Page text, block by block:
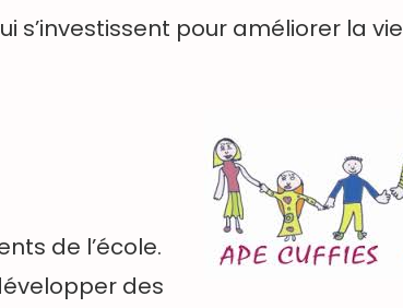
s’investissent pour améliorer la vie
de l’école.
des